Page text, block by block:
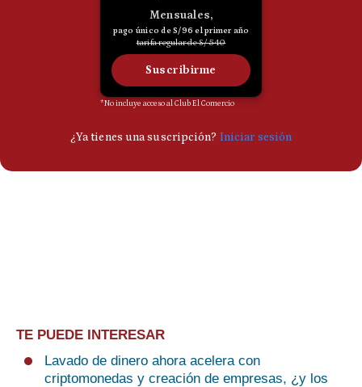
TE PUEDE INTERESAR
Lavado de dinero ahora acelera con
criptomonedas y creación de empresas, ¿y los